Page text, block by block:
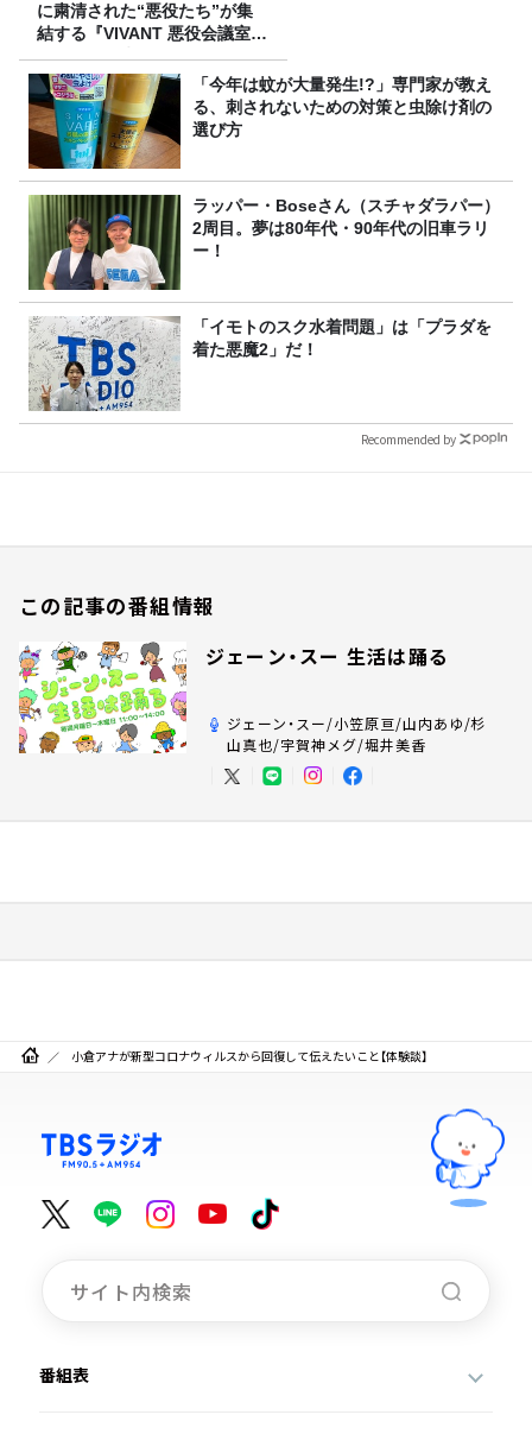
に粛清された“悪役たち”が集
結する『VIVANT 悪役会議室』
7/26(日)23時スタート！
「今年は蚊が大量発生!?」専門家が教え
る、刺されないための対策と虫除け剤の
選び方
ラッパー・Boseさん（スチャダラパー）
2周目。夢は80年代・90年代の旧車ラリ
ー！
「イモトのスク水着問題」は「プラダを
着た悪魔2」だ！
Recommended by
この記事の番組情報
ジェーン・スー 生活は踊る
ジェーン・スー/小笠原亘/山内あゆ/杉
山真也/宇賀神メグ/堀井美香
小倉アナが新型コロナウィルスから回復して伝えたいこと【体験談】
番組表